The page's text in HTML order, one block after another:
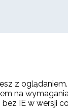
z
na
IE w wersji